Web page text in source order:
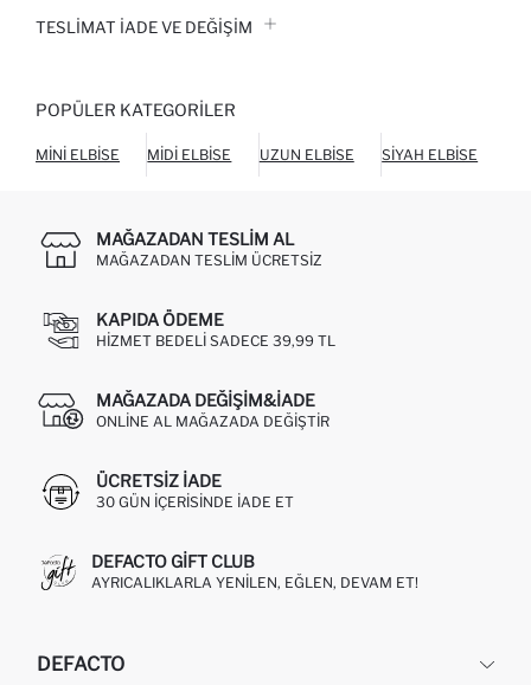
TESLIMAT İADE VE DEĞIŞIM
POPÜLER KATEGORILER
MINI ELBISE MIDI ELBISE UZUN ELBISE SIYAH ELBISE
MAĞAZADAN TESLIM AL
MAĞAZADAN TESLIM ÜCRETSIZ
KAPIDA ÖDEME
HIZMET BEDELI SADECE 39,99 TL
MAĞAZADA DEĞIŞIM&İADE
ONLINE AL MAĞAZADA DEĞIŞTIR
ÜCRETSIZ IADE
30 GÜN IÇERISINDE IADE ET
DEFACTO GIFT CLUB
AYRICALIKLARLA YENILEN, EĞLEN, DEVAM ET!
DEFACTO